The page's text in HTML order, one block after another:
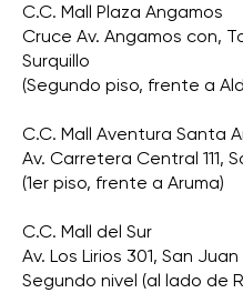
C.C. Mall Plaza Angamos
Cruce Av. Angamos con,
Surquillo
(Segundo piso, frente a
C.C. Mall Aventura Santa
Av. Carretera Central 111,
(1er piso, frente a Aruma)
C.C. Mall del Sur
Av. Los Lirios 301, San
Segundo nivel (al lado de